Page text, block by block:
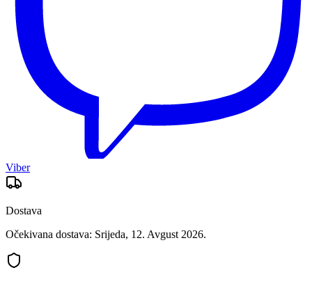
Viber
Dostava
Očekivana dostava: Srijeda, 12. Avgust 2026.